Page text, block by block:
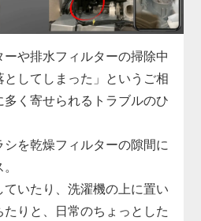
うした水漏れに対して洗濯
を実施し、漏れの原因箇所
、シーリングの補修まで迅速
各メーカーの機種に対応し
問も可能です。
対処が肝心。
まずはお気軽にご相談くだ
や排水フィルターの掃除中
してしまった」というご相
く寄せられるトラブルのひ
を乾燥フィルターの隙間に
いたり、洗濯機の上に置い
りと、日常のちょっとした